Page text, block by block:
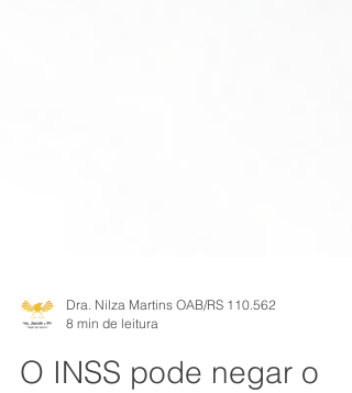
Dra. Nilza Martins OAB/RS 110.562